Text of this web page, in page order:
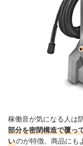
稼働音が気になる人は
部分を密閉構造で覆っ
いのが特徴。商品にも